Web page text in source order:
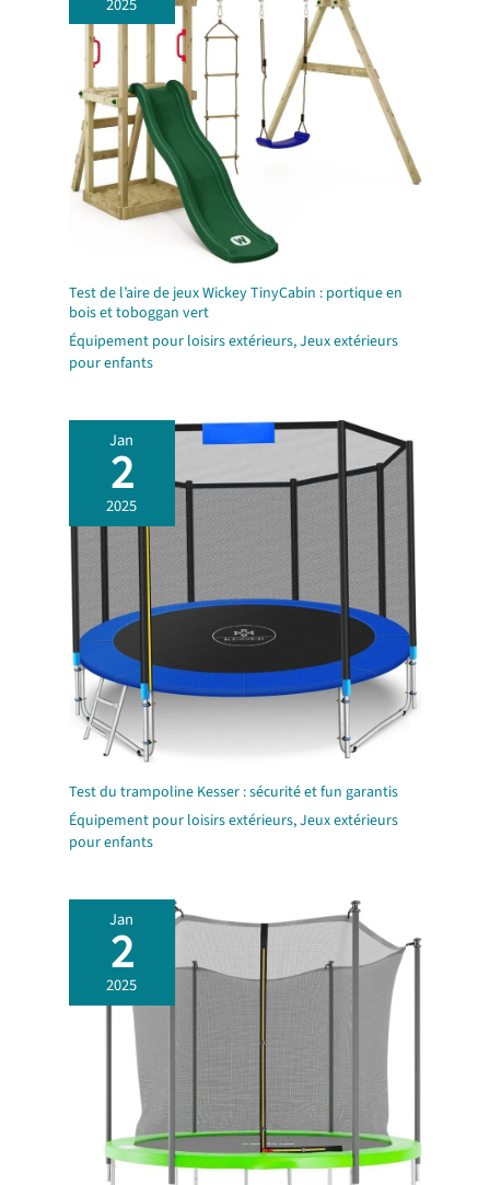
Test de l’aire de jeux Wickey TinyCabin : portique en
bois et toboggan vert
Équipement pour loisirs extérieurs,Jeux extérieurs
pour enfants
Jan
2
2025
Test du trampoline Kesser : sécurité et fun garantis
Équipement pour loisirs extérieurs,Jeux extérieurs
pour enfants
Jan
2
2025